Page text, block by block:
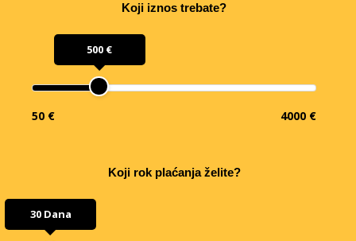
Koji iznos trebate?
500 €
50 € 4000 €
Koji rok plaćanja želite?
30 Dana